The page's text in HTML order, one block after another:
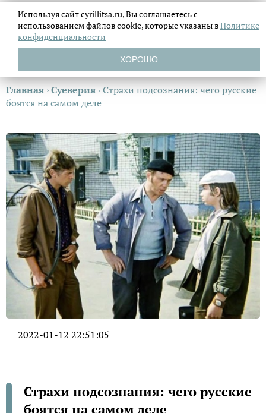
Главная ›Суеверия ›Страхи подсознания: чего русские
боятся на самом деле
2022-01-12 22:51:05
Страхи подсознания: чего русские
боятся на самом деле
Используя сайт cyrillitsa.ru, Вы соглашаетесь с
использованием файловcookie, которые указаны вПолитике
конфиденциальности
ХОРОШО